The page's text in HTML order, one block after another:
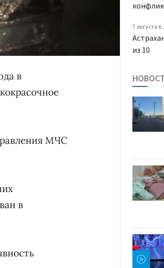
7 августа в
из 10
в
МЧС
в